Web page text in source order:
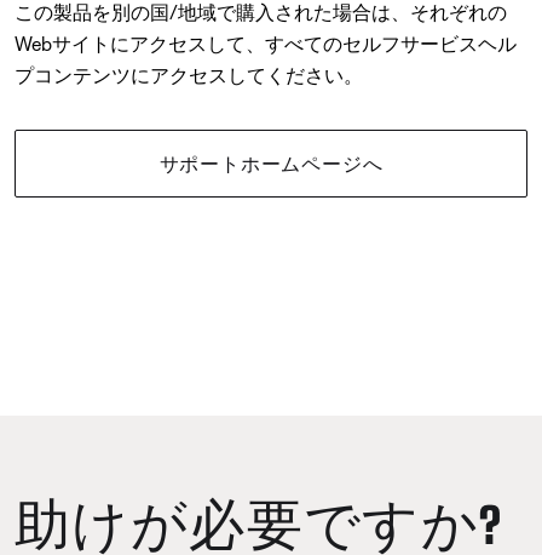
この製品を別の国/地域で購入された場合は、それぞれの
Webサイトにアクセスして、すべてのセルフサービスヘル
プコンテンツにアクセスしてください。
サポートホームページへ
助けが必要ですか?